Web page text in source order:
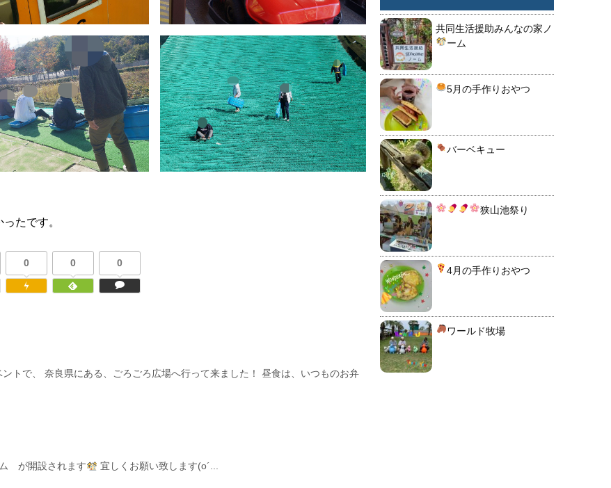
たです。
0 0 0
トで、 奈良県にある、ごろごろ広場へ行って来ました！ 昼食は、いつものお弁
が開設されます
宜しくお願い致します(о´...
共同生活援助みんなの家ノ
ーム
5月の手作りおやつ
バーベキュー
狭山池祭り
4月の手作りおやつ
ワールド牧場